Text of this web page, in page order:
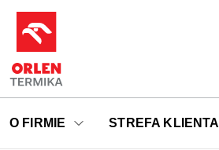
O FIRMIE STREFA KLIENTA